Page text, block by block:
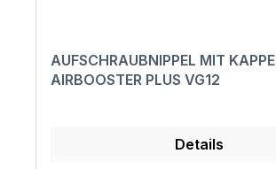
AUFSCHRAUBNIPPEL MIT KAPPE
AIRBOOSTER PLUS VG12
Details